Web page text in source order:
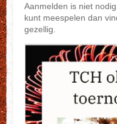
Aanmelden is niet
kunt meespelen dan
gezellig.